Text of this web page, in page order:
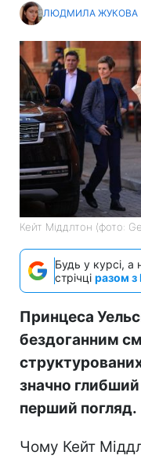
ЛЮДМИЛА ЖУКОВА
Кейт Міддлтон (фото:
Будь у курсі, а
стрічці разом з
Принцеса
бездоганним
значно глибший
перший погляд.
Чому Кейт